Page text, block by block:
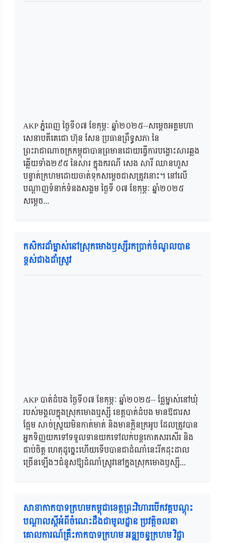
AKP ភ្នំពេញ ថ្ងៃទី០៧ ខែកុម្ភៈ ឆ្នាំ២០២៥--សម្ដេចអគ្គមហា
សេនាបតីតេជោ ហ៊ុន សែន ប្រធានព្រឹទ្ធសភា នៃ
ព្រះរាជាណាចក្រកម្ពុជាបានព្រមានដោយធ្វើការបង្ហោះសារឆ្លង
ឆ្លើយទាំង២៩៥ នៃសារ ក្នុងករណី សេង សារី ឈានហួស
បន្ទាត់ក្រហមដោយចាត់ទុកសម្ដេចជាសត្រូវនោះ។ នៅលើ
បណ្ដាញទំនាក់ទំនងសង្គម ថ្ងៃទី ០៧ ខែកុម្ភៈ ឆ្នាំ២០២៥
សម្ដេច...
កសិករដាំម្នាស់នៅស្រុកមោងឫស្សីរកប្រាក់ចំណូលបាន
ខ្ពស់ជាងដាំស្រូវ
AKP បាត់ដំបង ថ្ងៃទី០៧ ខែកុម្ភៈ ឆ្នាំ២០២៥-- ផ្លែម្នាស់នៅឃុំ
របស់មង្គលក្នុងស្រុកមោងឬស្សី ខេត្តបាត់ដំបង មានឱជារស
ផ្អែម សាច់ស្រួយមិនកាត់មាត់ និងមានក្លិនក្រអូប ដែលត្រូវបាន
អ្នកទិញយកទៅទទួលទានយកទៅលក់បន្តកោតសរសើរ និង
ជាប់ចិត្ត ហេតុដូច្នេះហើយទើបបានជាដំណាំនេះរីកដុះដាល
ច្រើនឡើងៗជំនួសឱ្យដំណាំស្រូវនៅក្នងស្រុកមោងឫស្សី...
សាខាកាកបាទក្រហមកម្ពុជាខេត្តព្រះវិហារបើកវគ្គបណ្តុះ
បណ្តាលស្តីអំពីចំណេះដឹងជាមូលដ្ឋាន ប្រវត្តិចលនា
គោលការណ៍គ្រឹះកាកបាទក្រហម អឌ្ឍចន្ទក្រហម វិជ្ជា